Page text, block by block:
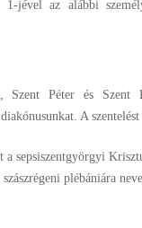
1-jével az alábbi
Szent Péter és Szent
diakónusunkat. A
a sepsiszentgyörgyi
szászrégeni plébániára